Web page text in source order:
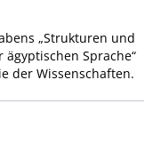
„Strukturen und
Sprache“
der Wissenschaften.